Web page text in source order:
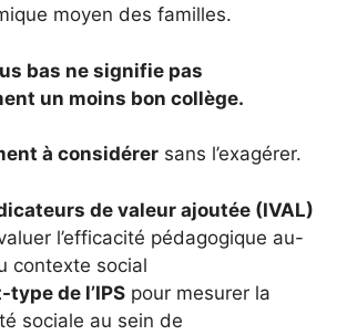
moyen des familles.
bas ne signifie pas
un moins bon collège.
à considérer sans l’exagérer.
de valeur ajoutée (IVAL)
l’efficacité pédagogique au-
contexte social
type de l’IPS pour mesurer la
sociale au sein de